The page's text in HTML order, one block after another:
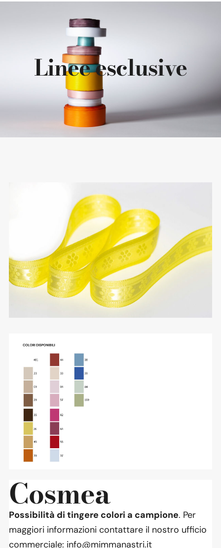
Linee esclusive
Cosmea
Possibilità di tingere colori a campione. Per
maggiori informazioni contattare il nostro ufficio
commerciale: info@mimmanastri.it